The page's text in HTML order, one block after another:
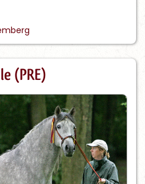
(PRE)